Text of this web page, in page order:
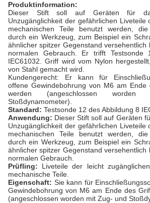
Produktinformation:
Dieser Stift soll auf Geräten für
Unzugänglichkeit der gefährlichen Liveteile
mechanischen Teile benutzt werden, die
durch ein Werkzeug, zum Beispiel ein
ähnlicher spitzer Gegenstand versehentlich
normalen Gebrauch. Er trifft Testsonde
IEC61032. Griff wird vom Nylon
von Stahl gemacht wird.
Kundengerecht: Er kann für
offene Gewindebohrung von M6 am Ende
werden (angeschlossen
Stoßdynamometer).
Standard: Testsonde 12 des Abbildung 8
Anwendung: Dieser Stift soll auf Geräten
Unzugänglichkeit der gefährlichen Liveteile
mechanischen Teile benutzt werden, die
durch ein Werkzeug, zum Beispiel ein
ähnlicher spitzer Gegenstand versehentlich
normalen Gebrauch.
Prüfling: Liveteile der leicht
mechanische Teile.
Eigenschaft: Sie kann für
Gewindebohrung von M6 am Ende des
(angeschlossen worden mit Zug- und